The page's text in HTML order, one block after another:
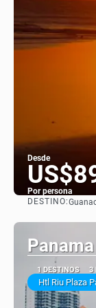
Desde
Por persona
DESTINO:
1 DESTINOS 3
Htl Riu Plaza